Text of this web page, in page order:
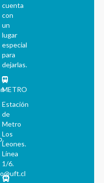
cuenta
con
un
lugar
especial
para
dejarlas.
METRO
Estación
de
Metro
Los
Leones.
Línea
1/6.